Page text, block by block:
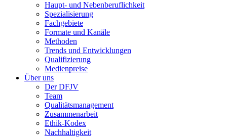
Haupt- und Nebenberuflichkeit
Spezialisierung
Fachgebiete
Formate und Kanäle
Methoden
Trends und Entwicklungen
Qualifizierung
Medienpreise
Über uns
Der DFJV
Team
Qualitätsmanagement
Zusammenarbeit
Ethik-Kodex
Nachhaltigkeit